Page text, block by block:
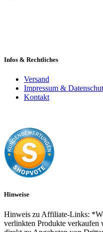
Infos & Rechtliches
Versand
Impressum &
Kontakt
Hinweise
Hinweis zu Affiliate-Links:
verlinkten Produkte verkaufen